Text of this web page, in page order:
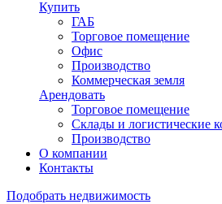
Купить
ГАБ
Торговое помещение
Офис
Производство
Коммерческая земля
Арендовать
Торговое помещение
Склады и логистические
Производство
О компании
Контакты
Подобрать недвижимость